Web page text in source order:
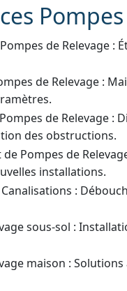
de Relevage :
de Relevage :
de Relevage :
des obstructions.
Pompes de
installations.
:
sous-sol :
maison :